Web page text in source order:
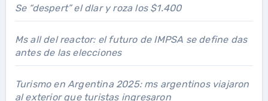
Se “despert” el dlar y roza los $1.400
Ms all del reactor: el futuro de IMPSA se define das
antes de las elecciones
Turismo en Argentina 2025: ms argentinos viajaron
al exterior que turistas ingresaron